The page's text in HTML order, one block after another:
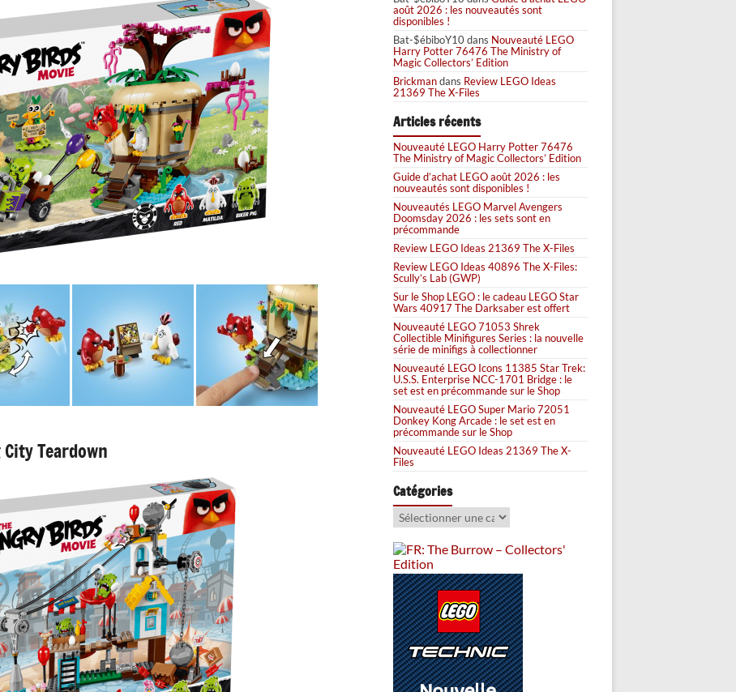
Teardown
août 2026 : les nouveautés sont
disponibles !
Bat-$ébiboY10dans Nouveauté LEGO
Harry Potter 76476 The Ministry of
Magic Collectors’ Edition
Brickmandans Review LEGO Ideas
21369 The X-Files
Articles récents
Nouveauté LEGO Harry Potter 76476
The Ministry of Magic Collectors’ Edition
Guide d’achat LEGO août 2026 : les
nouveautés sont disponibles !
Nouveautés LEGO Marvel Avengers
Doomsday 2026 : les sets sont en
précommande
Review LEGO Ideas 21369 The X-Files
Review LEGO Ideas 40896 The X-Files:
Scully’s Lab (GWP)
Sur le Shop LEGO : le cadeau LEGO Star
Wars 40917 The Darksaber est offert
Nouveauté LEGO 71053 Shrek
Collectible Minifigures Series : la nouvelle
série de minifigs à collectionner
Nouveauté LEGO Icons 11385 Star Trek:
U.S.S. Enterprise NCC-1701 Bridge : le
set est en précommande sur le Shop
Nouveauté LEGO Super Mario 72051
Donkey Kong Arcade : le set est en
précommande sur le Shop
Nouveauté LEGO Ideas 21369 The X-
Files
Catégories
Catégories